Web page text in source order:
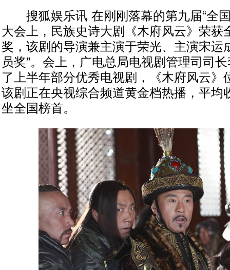
搜狐娱乐讯 在刚刚落幕的第九届“全国
大会上，民族史诗大剧《木府风云》荣获
奖，该剧的导演兼主演于荣光、主演宋运
员奖”。会上，广电总局电视剧管理司司长
了上半年部分优秀电视剧，《木府风云》
该剧正在央视综合频道黄金档热播，平均
坐全国榜首。